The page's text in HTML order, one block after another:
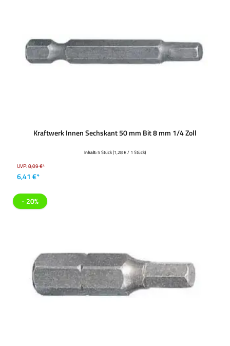
Kraftwerk Innen Sechskant 50 mm Bit 8 mm 1/4 Zoll
Inhalt:5 Stück(1,28 € / 1 Stück)
UVP:8,09 €*
6,41 €*
- 20%